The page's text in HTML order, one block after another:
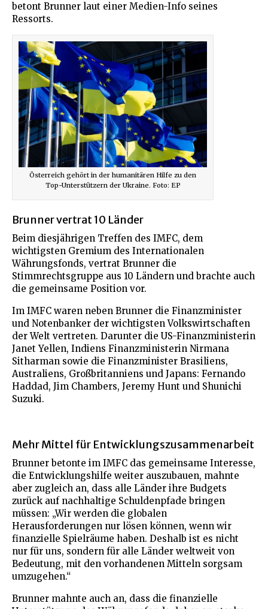
betont Brunner laut einer Medien-Info seines
Ressorts.
Österreich gehört in der humanitären Hilfe zu den
Top-Unterstützern der Ukraine. Foto: EP
Brunner vertrat 10 Länder
Beim diesjährigen Treffen des IMFC, dem
wichtigsten Gremium des Internationalen
Währungsfonds, vertrat Brunner die
Stimmrechtsgruppe aus 10 Ländern und brachte auch
die gemeinsame Position vor.
Im IMFC waren neben Brunner die Finanzminister
und Notenbanker der wichtigsten Volkswirtschaften
der Welt vertreten. Darunter die US-Finanzministerin
Janet Yellen, Indiens Finanzministerin Nirmana
Sitharman sowie die Finanzminister Brasiliens,
Australiens, Großbritanniens und Japans: Fernando
Haddad, Jim Chambers, Jeremy Hunt und Shunichi
Suzuki.
Mehr Mittel für Entwicklungszusammenarbeit
Brunner betonte im IMFC das gemeinsame Interesse,
die Entwicklungshilfe weiter auszubauen, mahnte
aber zugleich an, dass alle Länder ihre Budgets
zurück auf nachhaltige Schuldenpfade bringen
müssen: „Wir werden die globalen
Herausforderungen nur lösen können, wenn wir
finanzielle Spielräume haben. Deshalb ist es nicht
nur für uns, sondern für alle Länder weltweit von
Bedeutung, mit den vorhandenen Mitteln sorgsam
umzugehen.“
Brunner mahnte auch an, dass die finanzielle